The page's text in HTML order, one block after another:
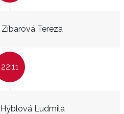
Zíbarová Tereza
22:11
Hýblová Ludmila